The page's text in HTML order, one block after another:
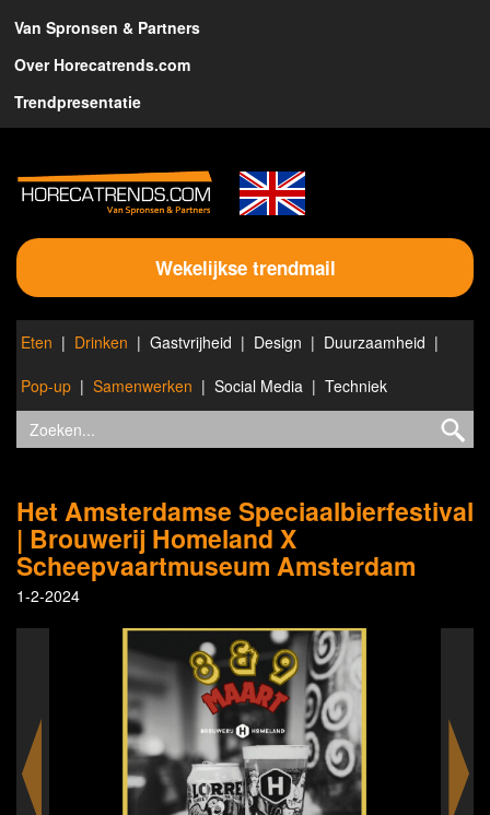
Van Spronsen & Partners
Over Horecatrends.com
Trendpresentatie
Wekelijkse trendmail
Eten Drinken Gastvrijheid Design
Duurzaamheid
Pop-up
Samenwerken Social Media Techniek
Het Amsterdamse Speciaalbierfestival
| Brouwerij Homeland X
Scheepvaartmuseum Amsterdam
1-2-2024